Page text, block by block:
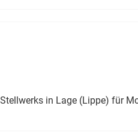
in Lage (Lippe) für